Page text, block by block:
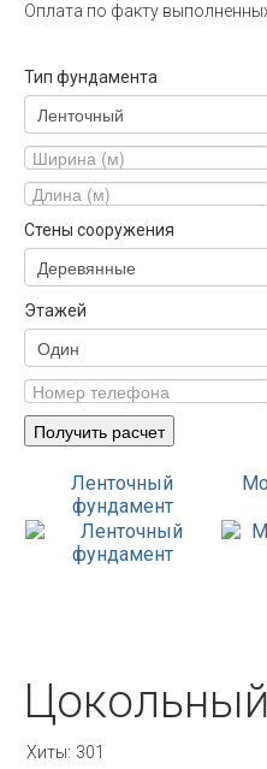
Оплата по факту
Тип фундамента
Стены сооружения
Этажей
Ленточный
фундамент
Хиты: 301